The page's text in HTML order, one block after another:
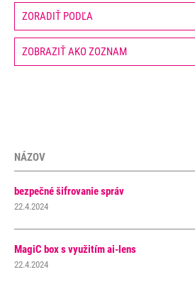
ZOBRAZIŤ AKO ZOZNAM
NÁZOV
bezpečné šifrovanie správ
22.4.2024
MagiC box s využitím ai-lens
22.4.2024